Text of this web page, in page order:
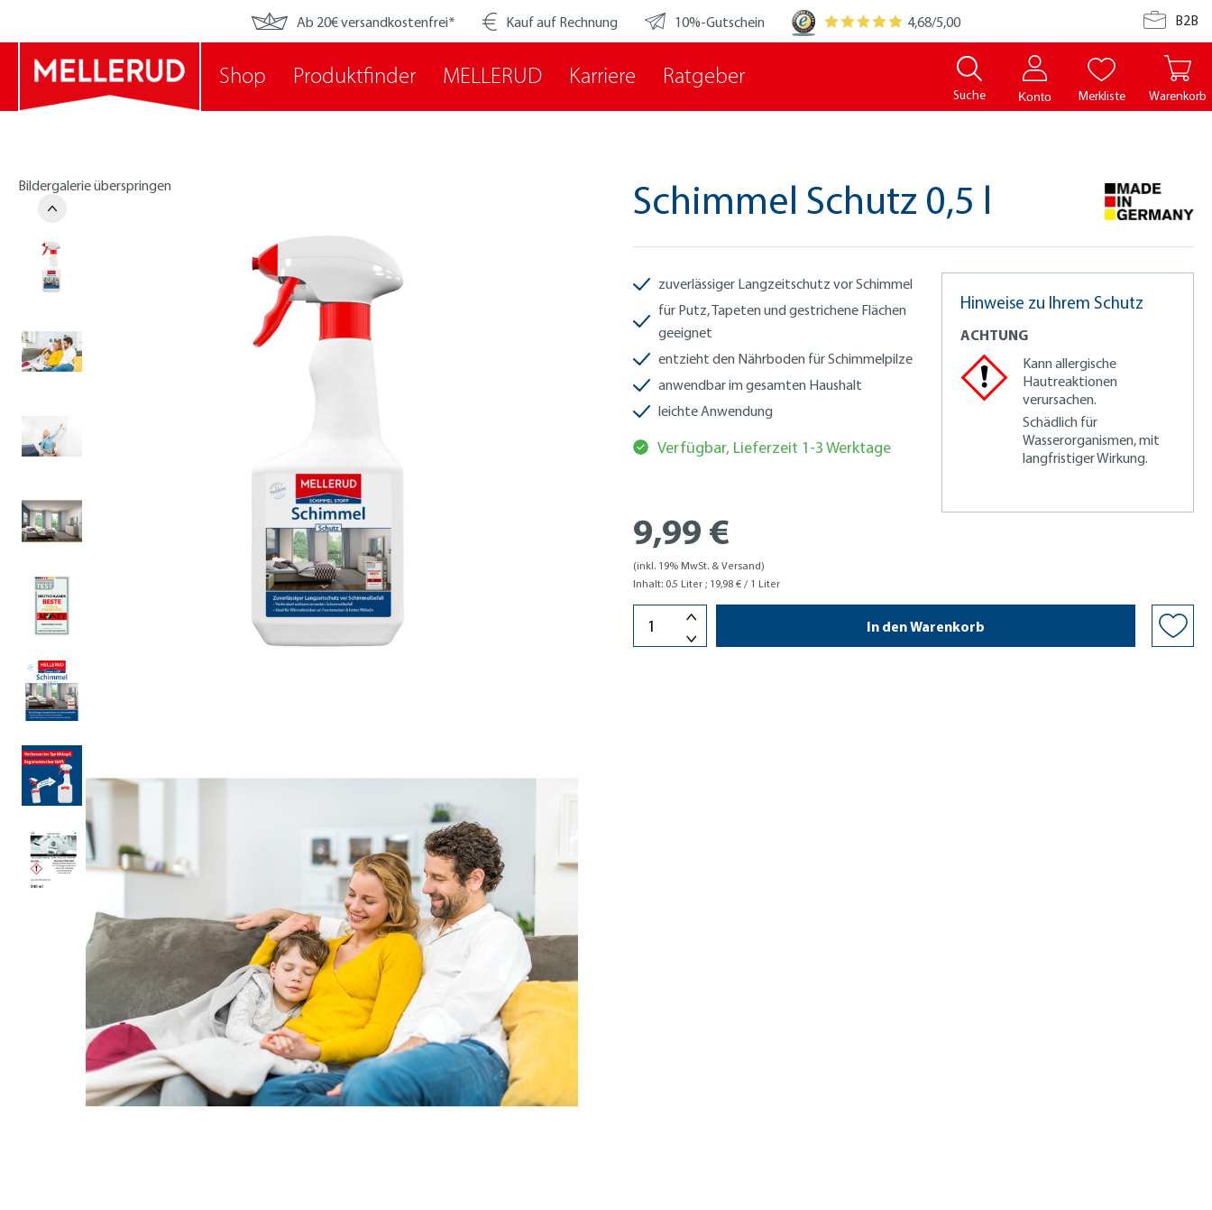
Ab 20€ versandkostenfrei* Kauf auf Rechnung 10%-Gutschein 4,68/5,00
Shop Produktfinder MELLERUD Karriere Ratgeber
Suche Konto Merkliste
B2B
Warenkorb
Schimmel Schutz 0,5 l
Bildergalerie überspringen
9,99 €
(inkl. 19% MwSt. & Versand)
Inhalt: 0.5 Liter ; 19,98 € / 1 Liter
Verfügbar, Lieferzeit 1-3 Werktage
In den Warenkorb
zuverlässiger Langzeitschutz vor Schimmel
für Putz, Tapeten und gestrichene Flächen
geeignet
entzieht den Nährboden für Schimmelpilze
anwendbar im gesamten Haushalt
leichte Anwendung
Hinweise zu Ihrem Schutz
ACHTUNG
Kann allergische
Hautreaktionen
verursachen.
Schädlich für
Wasserorganismen, mit
langfristiger Wirkung.